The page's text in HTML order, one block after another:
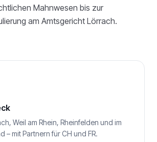
Mahnwesen bis zur
am Amtsgericht Lörrach.
Weil am Rhein, Rheinfelden und im
– mit Partnern für CH und FR.